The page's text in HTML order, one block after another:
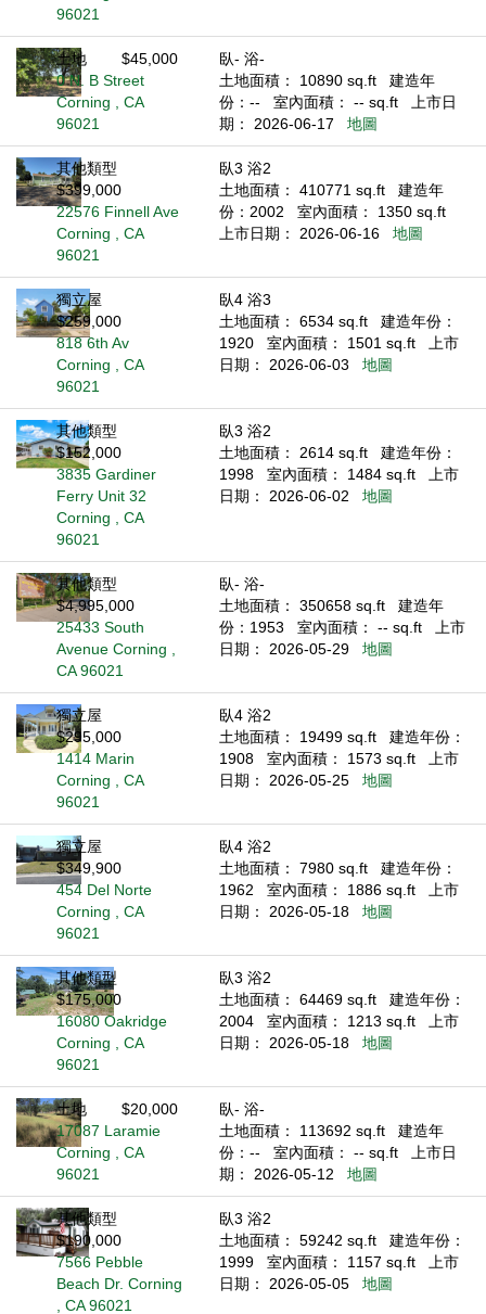
96021
土地
$45,000
0 N. B Street
Corning , CA
96021
臥- 浴-
土地面積： 10890 sq.ft
建造年
份：--
室內面積： -- sq.ft
上市日
期： 2026-06-17
地圖
其他類型
$399,000
22576 Finnell Ave
Corning , CA
96021
臥3 浴2
土地面積： 410771 sq.ft
建造年
份：2002
室內面積： 1350 sq.ft
上市日期： 2026-06-16
地圖
獨立屋
$259,000
818 6th Av
Corning , CA
96021
臥4 浴3
土地面積： 6534 sq.ft
建造年份：
1920
室內面積： 1501 sq.ft
上市
日期： 2026-06-03
地圖
其他類型
$152,000
3835 Gardiner
Ferry Unit 32
Corning , CA
96021
臥3 浴2
土地面積： 2614 sq.ft
建造年份：
1998
室內面積： 1484 sq.ft
上市
日期： 2026-06-02
地圖
其他類型
$4,995,000
25433 South
Avenue Corning ,
CA 96021
臥- 浴-
土地面積： 350658 sq.ft
建造年
份：1953
室內面積： -- sq.ft
上市
日期： 2026-05-29
地圖
獨立屋
$295,000
1414 Marin
Corning , CA
96021
臥4 浴2
土地面積： 19499 sq.ft
建造年份：
1908
室內面積： 1573 sq.ft
上市
日期： 2026-05-25
地圖
獨立屋
$349,900
454 Del Norte
Corning , CA
96021
臥4 浴2
土地面積： 7980 sq.ft
建造年份：
1962
室內面積： 1886 sq.ft
上市
日期： 2026-05-18
地圖
其他類型
$175,000
16080 Oakridge
Corning , CA
96021
臥3 浴2
土地面積： 64469 sq.ft
建造年份：
2004
室內面積： 1213 sq.ft
上市
日期： 2026-05-18
地圖
土地
$20,000
17087 Laramie
Corning , CA
96021
臥- 浴-
土地面積： 113692 sq.ft
建造年
份：--
室內面積： -- sq.ft
上市日
期： 2026-05-12
地圖
其他類型
$190,000
7566 Pebble
Beach Dr. Corning
, CA 96021
臥3 浴2
土地面積： 59242 sq.ft
建造年份：
1999
室內面積： 1157 sq.ft
上市
日期： 2026-05-05
地圖